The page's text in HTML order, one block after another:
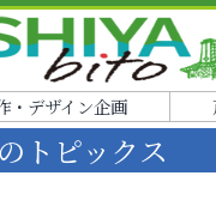
・デザイン企画
トピックス